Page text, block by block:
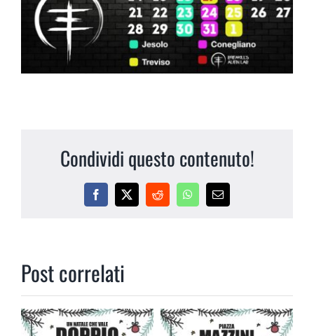
Condividi questo contenuto!
Facebook
X RedditWhatsApp
Email
Post correlati